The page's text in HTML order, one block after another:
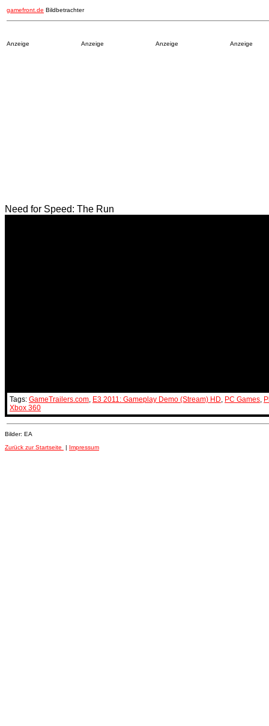
gamefront.de Bildbetrachter
Anzeige Anzeige Anzeige Anzeige
Need for Speed: The Run
Tags: GameTrailers.com, E3 2011: Gameplay Demo (Stream) HD, PC Games,
Xbox 360
Bilder: EA
Zurück zur Startseite
| Impressum